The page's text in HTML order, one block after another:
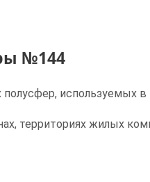
№144
используемых
территориях жилых